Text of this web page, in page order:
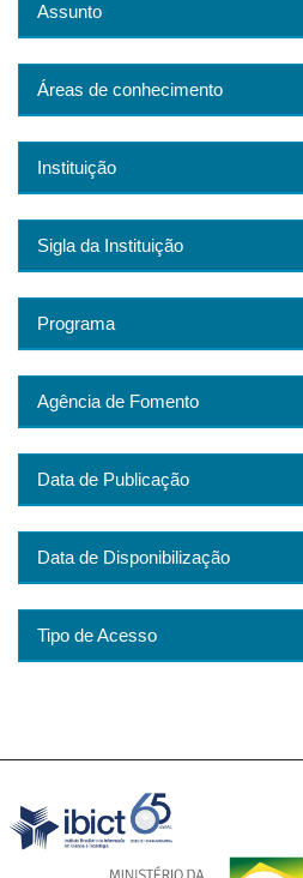
Assunto
Áreas de conhecimento
Instituição
Sigla da Instituição
Programa
Agência de Fomento
Data de Publicação
Data de Disponibilização
Tipo de Acesso